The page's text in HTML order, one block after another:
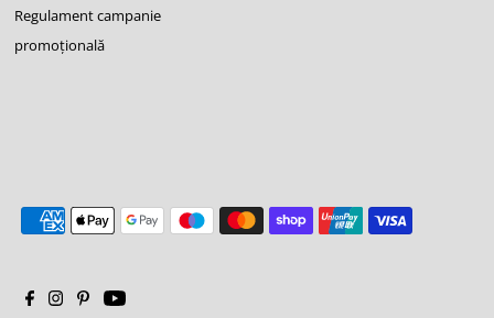
Regulament campanie
promoţională